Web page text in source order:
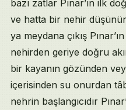
bazı zatlar Pınar’ın ilk
ve hatta bir nehir
ya meydana çıkış
nehirden geriye doğru
bir kayanın gözünden
içerisinden su onurdan
nehrin başlangıcıdır